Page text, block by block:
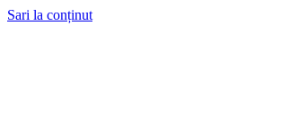
Sari la conținut